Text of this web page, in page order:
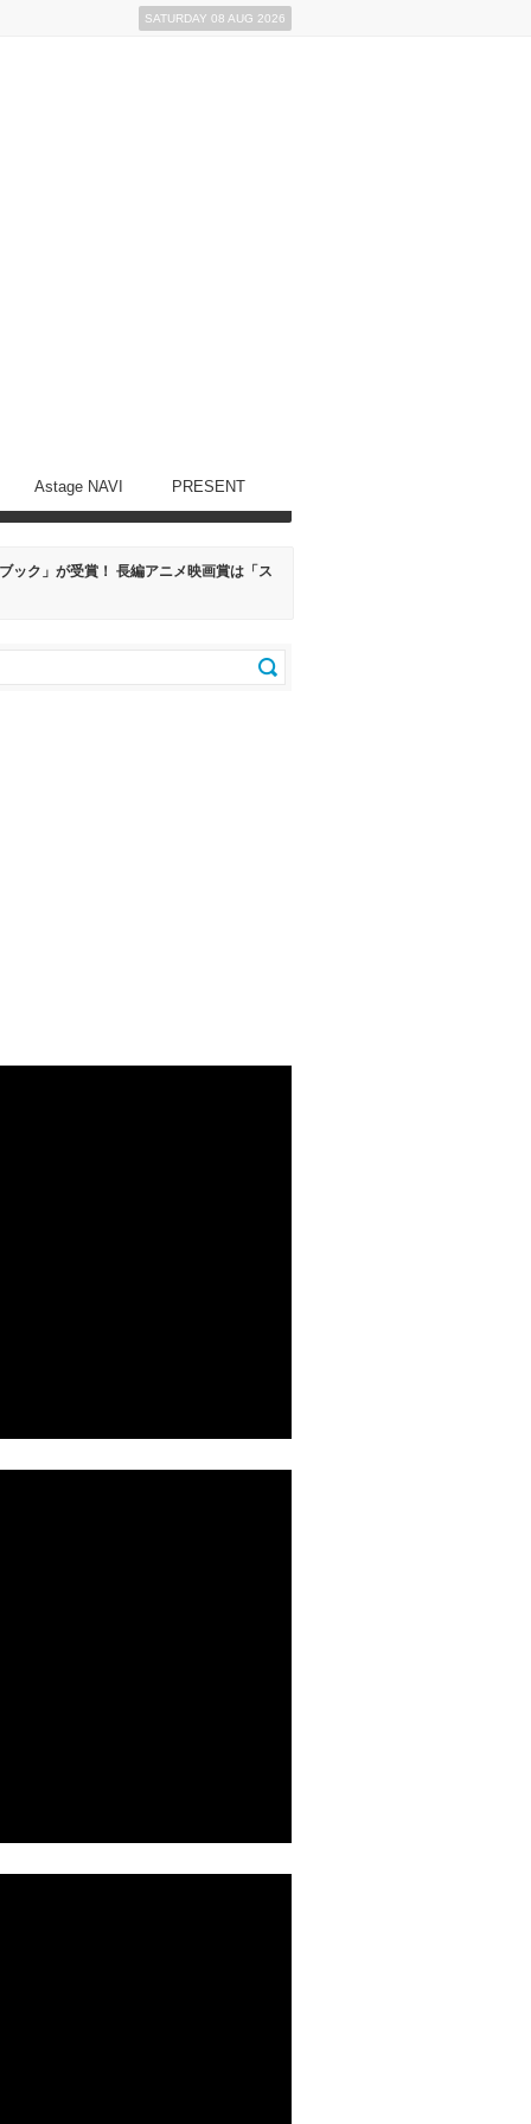
SATURDAY 08 AUG 2026
Astage NAVI PRESENT
ック」が受賞！ 長編アニメ映画賞は「ス